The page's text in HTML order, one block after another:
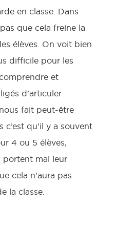
en classe. Dans
que cela freine la
élèves. On voit bien
difficile pour les
et
d’articuler
fait peut-être
qu’il y a souvent
4 ou 5 élèves,
portent mal leur
cela n’aura pas
la classe.